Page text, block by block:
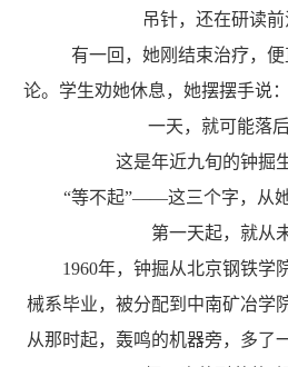
吊针，还在研读前
有一回，她刚结束治疗，
论。学生劝她休息，她摆摆手说
一天，就可能落
这是年近九旬的钟掘
“等不起”——这三个字，从
第一天起，就从
1960年，钟掘从北京钢铁学
械系毕业，被分配到中南矿冶学
从那时起，轰鸣的机器旁，多了